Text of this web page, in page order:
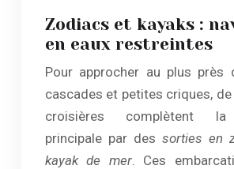
Zodiacs et kayaks :
en eaux restreintes
Pour approcher au plus près
cascades et petites criques,
croisières complètent la
principale par des sorties en
kayak de mer. Ces